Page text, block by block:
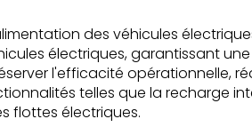
des véhicules
électriques, garantissant
l'efficacité opérationnelle,
telles que la recharge
flottes électriques.